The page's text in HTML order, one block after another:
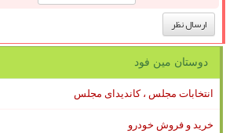
دوستان مین فود
انتخابات مجلس ، کاندیدای مجلس
خرید و فروش خودرو